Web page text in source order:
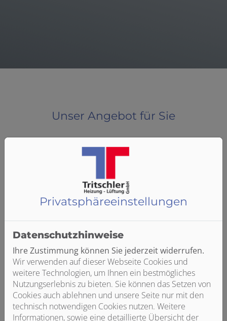
Unser Angebot für Sie
Individuelle Planung und Beratung
Wir planen Ihre Anlage basierend auf Ihren
Wir bieten umfassende Beratung bei Nachrüstung
und Neubau
Sie erhalten eine transparente Kostenaufstellung
ohne Überraschungen
Hohe Qualität und fachgerechte Ausführung
Privatsphäre­einstellungen
Datenschutzhinweise
Ihre Zustimmung können Sie jederzeit widerrufen.
Wir verwenden auf dieser Webseite Cookies und
weitere Technologien, um Ihnen ein bestmögliches
Nutzungserlebnis zu bieten. Sie können das Setzen von
Cookies auch ablehnen und unsere Seite nur mit den
technisch notwendigen Cookies nutzen. Weitere
Informationen, sowie eine detaillierte Übersicht der